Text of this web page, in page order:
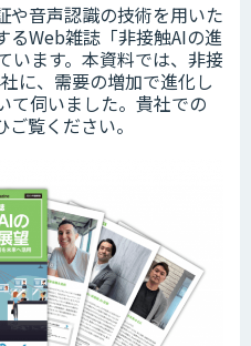
や音声認識の技術を用いた
るWeb雑誌「非接触AIの進
います。本資料では、非接
に、需要の増加で進化し
伺いました。 貴社での
覧ください。